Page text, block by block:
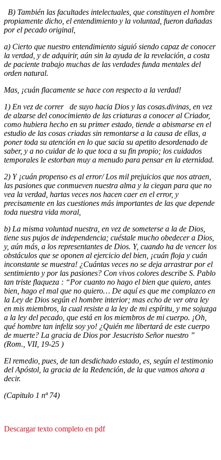
B) También las facultades intelectuales, que constituyen el hombre
propiamente dicho, el entendimiento y la voluntad, fueron dañadas
por el pecado original,
a) Cierto que nuestro entendimiento siguió siendo capaz de conocer
la verdad, y de adquirir, aún sin la ayuda de la revelación, a costa
de paciente trabajo muchas de las verdades funda­ mentales del
orden natural.
Mas, ¡cuán flacamente se hace con respecto a la verdad!
1) En vez de correr
de suyo hacia Dios y las cosas.divinas, en vez
de alzarse del conocimiento de las criaturas a conocer al Criador,
como hubiera hecho en su primer estado, tiende a abismarse en el
estudio de las cosas cria­das sin remontarse a la causa de ellas, a
poner toda su atención en lo que sacia su apetito desordenado de
saber, y a no cuidar de lo que toca a su fin pro­pio; los cuidados
temporales le estorban muy a menudo para pensar en la eternidad.
2) Y ¡cuán propenso es al error/ Los mil prejuicios que nos atraen,
las pasiones que conmueven nuestra alma y la ciegan para que no
vea la verdad, hartas veces nos hacen caer en el error, y
precisamente en las cuestiones más importantes de las que depende
toda nuestra vida moral,
b) La misma voluntad nuestra, en vez de someterse a la de Dios,
tiene sus pujos de independencia; cuéstale mucho obedecer a Dios,
y, aún más, a los representantes de Dios. Y, cuando ha de vencer los
obstáculos que se oponen al ejercicio del bien, ¡cuán floja y cuán
inconstante se muestra! ¿Cuántas veces no se deja arrastrar por el
sentimiento y por las pasiones? Con vivos colores describe S. Pablo
tan triste flaqueza : “Por cuanto no hago el bien que quiero, antes
bien, hago el mal que no quiero… De aquí es que me com­plazco en
la Ley de Dios según el hombre interior; mas echo de ver otra ley
en mis miembros, la cual resiste a la ley de mi espíritu, y me sojuzga
a la ley del pecado, que está en los miembros de mi cuerpo. ¡Oh,
qué hombre tan infeliz soy yo! ¿Quién me libertará de este cuerpo
de muerte? La gracia de Dios por Jesucristo Señor nuestro ”
(Rom., VII, 19-25 )
El remedio, pues, de tan desdichado estado, es, según el testi­monio
del Apóstol, la gracia de la Redención, de la que vamos ahora a
decir.
(Capitulo 1 nª 74)
Descargar texto completo en pdf